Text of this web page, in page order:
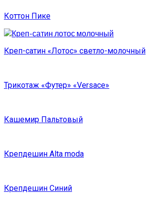
Коттон Пике
Креп-сатин «Лотос» светло-молочный
Трикотаж «Футер» «Versace»
Кашемир Пальтовый
Крепдешин Alta moda
Крепдешин Синий